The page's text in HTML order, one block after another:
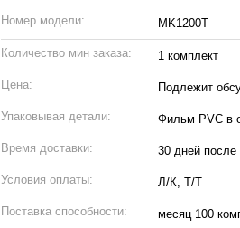
Номер модели: MK1200T
Количество мин заказа: 1 комплект
Цена: Подлежит
Упаковывая детали: Фильм PVC в
Время доставки: 30 дней после
Условия оплаты: Л/К, Т/Т
Поставка способности: месяц 100